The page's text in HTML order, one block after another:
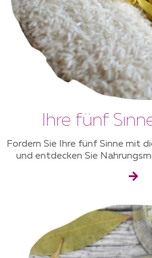
Ihre fünf
Fordern Sie Ihre fünf Sinne mit
und entdecken Sie